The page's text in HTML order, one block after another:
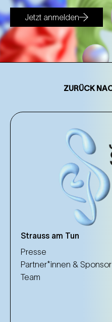
Jetzt anmelden
ZURÜCK
Strauss am Tun
Presse
Partner*innen &
Team